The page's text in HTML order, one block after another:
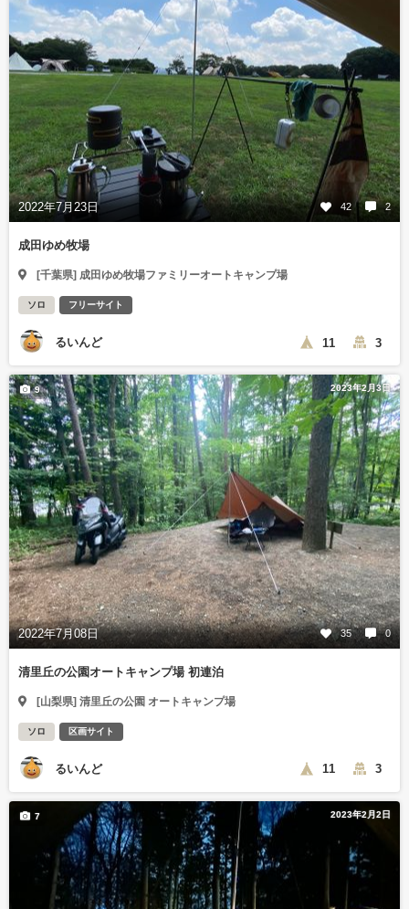
2022年7月23日 42 2
成田ゆめ牧場
[千葉県] 成田ゆめ牧場ファミリーオートキャンプ場
ソロ フリーサイト
るいんど 11 3
2023年2月3日
2022年7月08日 35 0
9
清里丘の公園オートキャンプ場 初連泊
[山梨県] 清里丘の公園 オートキャンプ場
ソロ 区画サイト
るいんど 11 3
2023年2月2日
7